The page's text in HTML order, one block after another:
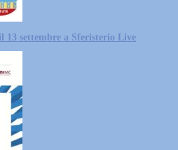
13 settembre a Sferisterio Live